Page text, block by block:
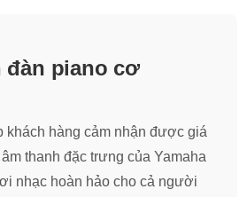
đàn piano cơ
khách hàng cảm nhận được giá
thanh đặc trưng của Yamaha
nhạc hoàn hảo cho cả người